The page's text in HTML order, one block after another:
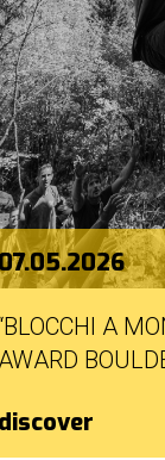
07.05.2026
A
AWARD
discover